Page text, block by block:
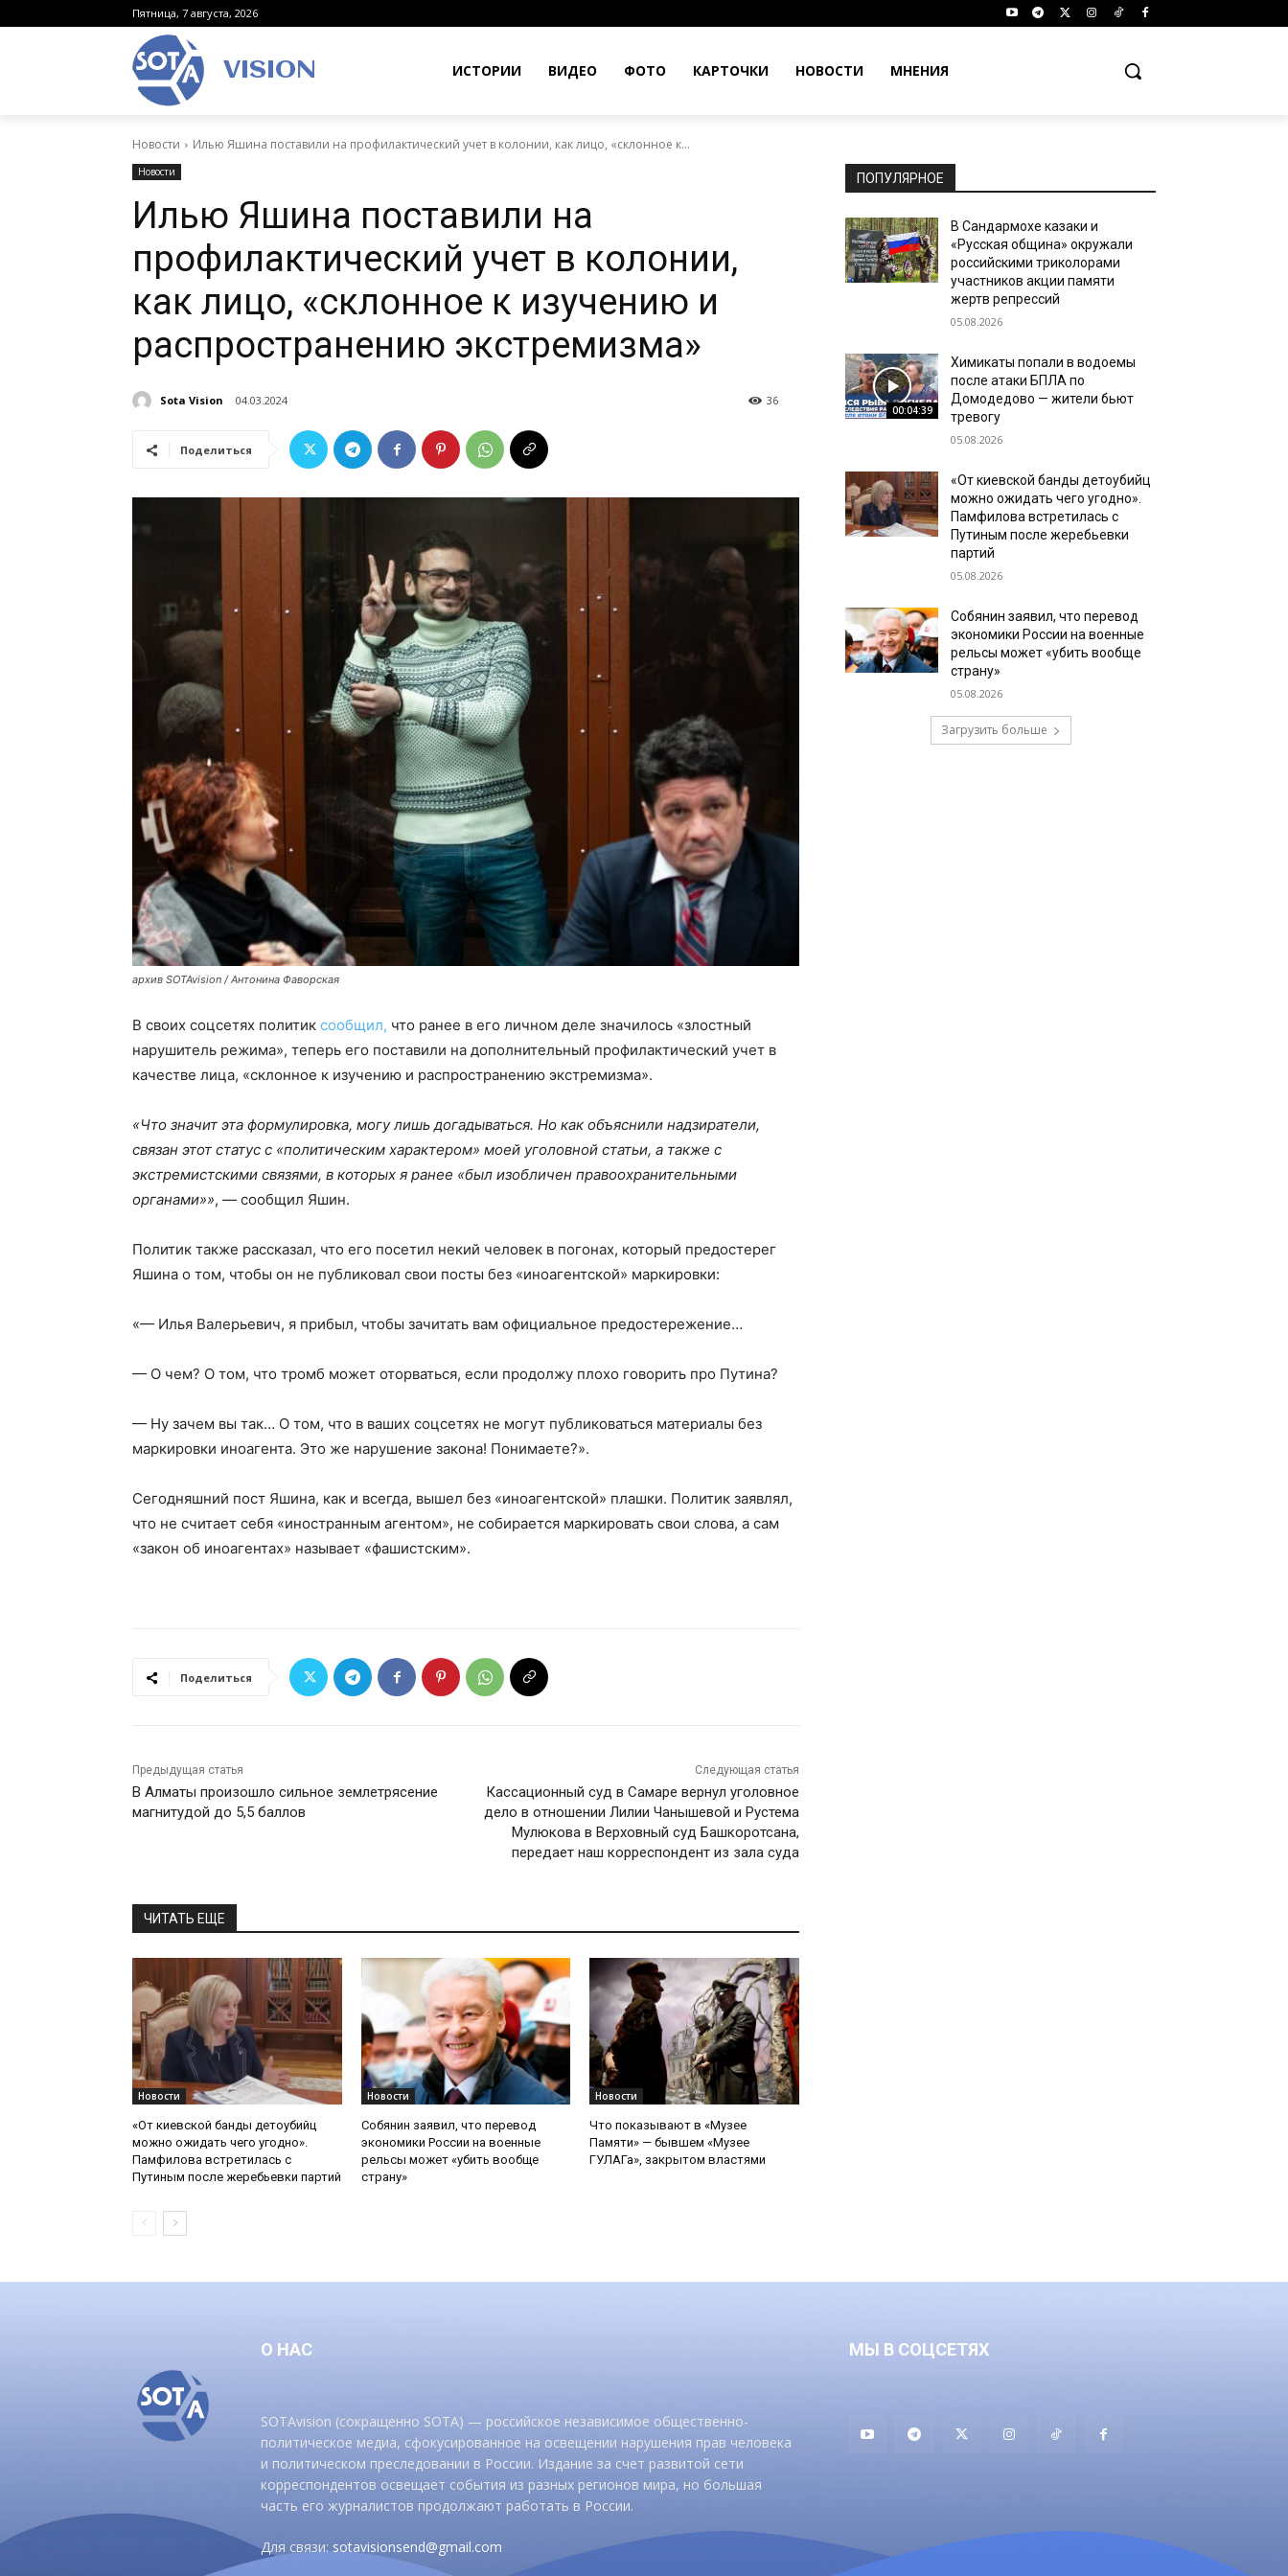
Пятница, 7 августа, 2026
VISION ИСТОРИИ ВИДЕО ФОТО КАРТОЧКИ НОВОСТИ МНЕНИЯ
Новости Илью Яшина поставили на профилактический учет в колонии, как лицо, «склонное к...
Новости
Илью Яшина поставили на
профилактический учет в колонии,
как лицо, «склонное к изучению и
распространению экстремизма»
Sota Vision 04.03.2024 36
Поделиться
архив SOTAvision / Антонина Фаворская
В своих соцсетях политик сообщил, что ранее в его личном деле значилось «злостный
нарушитель режима», теперь его поставили на дополнительный профилактический учет в
качестве лица, «склонное к изучению и распространению экстремизма».
«Что значит эта формулировка, могу лишь догадываться. Но как объяснили надзиратели,
связан этот статус с «политическим характером» моей уголовной статьи, а также с
экстремистскими связями, в которых я ранее «был изобличен правоохранительными
органами»», — сообщил Яшин.
Политик также рассказал, что его посетил некий человек в погонах, который предостерег
Яшина о том, чтобы он не публиковал свои посты без «иноагентской» маркировки:
«— Илья Валерьевич, я прибыл, чтобы зачитать вам официальное предостережение…
— О чем? О том, что тромб может оторваться, если продолжу плохо говорить про Путина?
— Ну зачем вы так… О том, что в ваших соцсетях не могут публиковаться материалы без
маркировки иноагента. Это же нарушение закона! Понимаете?».
Сегодняшний пост Яшина, как и всегда, вышел без «иноагентской» плашки. Политик заявлял,
что не считает себя «иностранным агентом», не собирается маркировать свои слова, а сам
«закон об иноагентах» называет «фашистским».
Поделиться
Предыдущая статья
В Алматы произошло сильное землетрясение
магнитудой до 5,5 баллов
Следующая статья
Кассационный суд в Самаре вернул уголовное
дело в отношении Лилии Чанышевой и Рустема
Мулюкова в Верховный суд Башкоротсана,
передает наш корреспондент из зала суда
ЧИТАТЬ ЕЩЕ
Новости
«От киевской банды детоубийц
можно ожидать чего угодно».
Памфилова встретилась с
Путиным после жеребьевки партий
Новости
Собянин заявил, что перевод
экономики России на военные
рельсы может «убить вообще
страну»
Новости
Что показывают в «Музее
Памяти» — бывшем «Музее
ГУЛАГа», закрытом властями
ПОПУЛЯРНОЕ
В Сандармохе казаки и
«Русская община» окружали
российскими триколорами
участников акции памяти
жертв репрессий
05.08.2026
00:04:39
Химикаты попали в водоемы
после атаки БПЛА по
Домодедово — жители бьют
тревогу
05.08.2026
«От киевской банды детоубийц
можно ожидать чего угодно».
Памфилова встретилась с
Путиным после жеребьевки
партий
05.08.2026
Собянин заявил, что перевод
экономики России на военные
рельсы может «убить вообще
страну»
05.08.2026
Загрузить больше
О НАС
SOTAvision (сокращенно SOTA) — российское независимое общественно-
политическое медиа, сфокусированное на освещении нарушения прав человека
и политическом преследовании в России. Издание за счет развитой сети
корреспондентов освещает события из разных регионов мира, но большая
часть его журналистов продолжают работать в России.
Для связи:sotavisionsend@gmail.com
МЫ В СОЦСЕТЯХ